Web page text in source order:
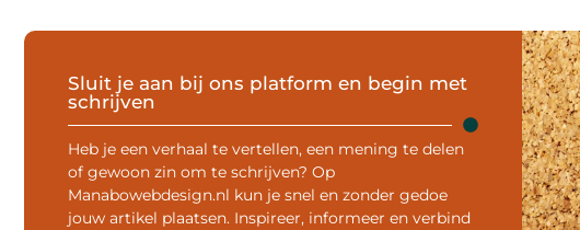
Sluit je aan bij ons platform en begin met
schrijven
Heb je een verhaal te vertellen, een mening te delen
of gewoon zin om te schrijven? Op
Manabowebdesign.nl kun je snel en zonder gedoe
jouw artikel plaatsen. Inspireer, informeer en verbind